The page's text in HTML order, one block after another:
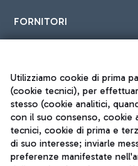
Cucina Internazionale
Fast Food
Scegli l'alloggio più
all'aeroporto.
Treno
Raggiungi velocemente
tramite i servizi ferroviari
FORNITORI
Seguici sui social
Utilizziamo cookie di prima
(cookie tecnici), per
stesso (cookie analitici,
con il suo consenso, cookie
tecnici, cookie di prima e
di suo interesse; inviarle
preferenze manifestate